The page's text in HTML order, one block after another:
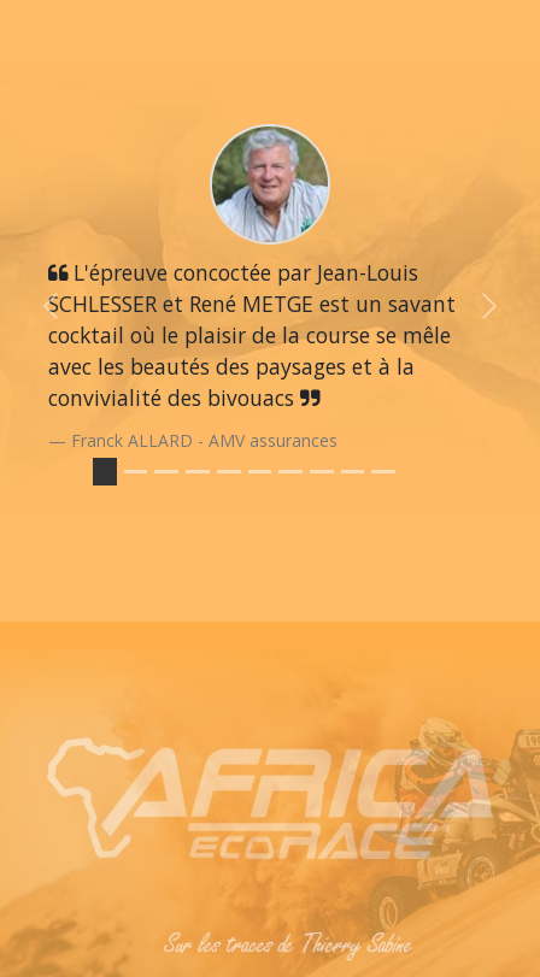
L'épreuve concoctée par Jean-Louis
SCHLESSER et René METGE est un savant
cocktail où le plaisir de la course se mêle
avec les beautés des paysages et à la
convivialité des bivouacs
Franck ALLARD - AMV assurances
Previous Next